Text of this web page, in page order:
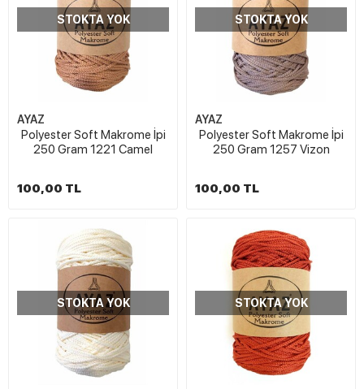
STOKTA YOK
AYAZ
Polyester Soft Makrome İpi
250 Gram 1221 Camel
100,00 TL
STOKTA YOK
AYAZ
Polyester Soft Makrome İpi
250 Gram 1257 Vizon
100,00 TL
STOKTA YOK STOKTA YOK